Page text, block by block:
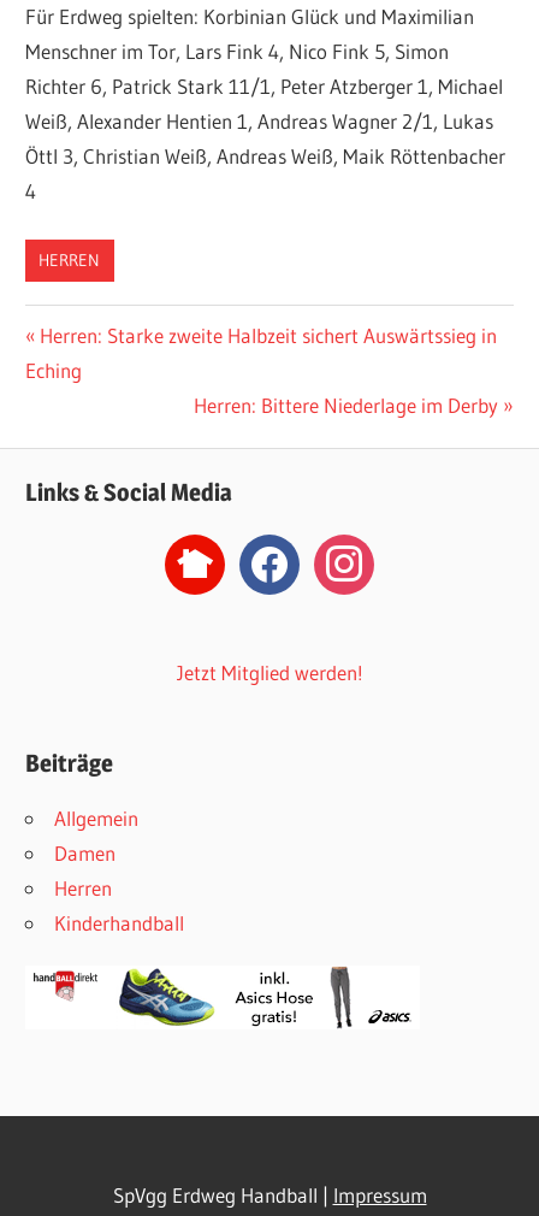
Für Erdweg spielten: Korbinian Glück und Maximilian
Menschner im Tor, Lars Fink 4, Nico Fink 5, Simon
Richter 6, Patrick Stark 11/1, Peter Atzberger 1, Michael
Weiß, Alexander Hentien 1, Andreas Wagner 2/1, Lukas
Öttl 3, Christian Weiß, Andreas Weiß, Maik Röttenbacher
4
HERREN
Beitragsnavigation
Vorheriger
Beitrag:
Herren: Starke zweite Halbzeit sichert Auswärtssieg in
Eching
Nächster
Herren: Bittere Niederlage im Derby
Links & Social Media
nextdoor2facebookinstagram
Jetzt Mitglied werden!
Beiträge
Allgemein
Damen
Herren
Kinderhandball
SpVgg Erdweg Handball | Impressum